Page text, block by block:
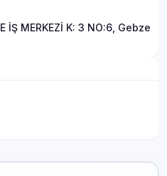
İŞ MERKEZİ K: 3 NO:6, Gebze